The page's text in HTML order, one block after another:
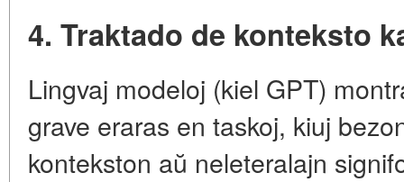
4. Traktado de konteksto
Lingvaj modeloj (kiel GPT)
grave eraras en taskoj, kiuj
kontekston aŭ neleteralajn